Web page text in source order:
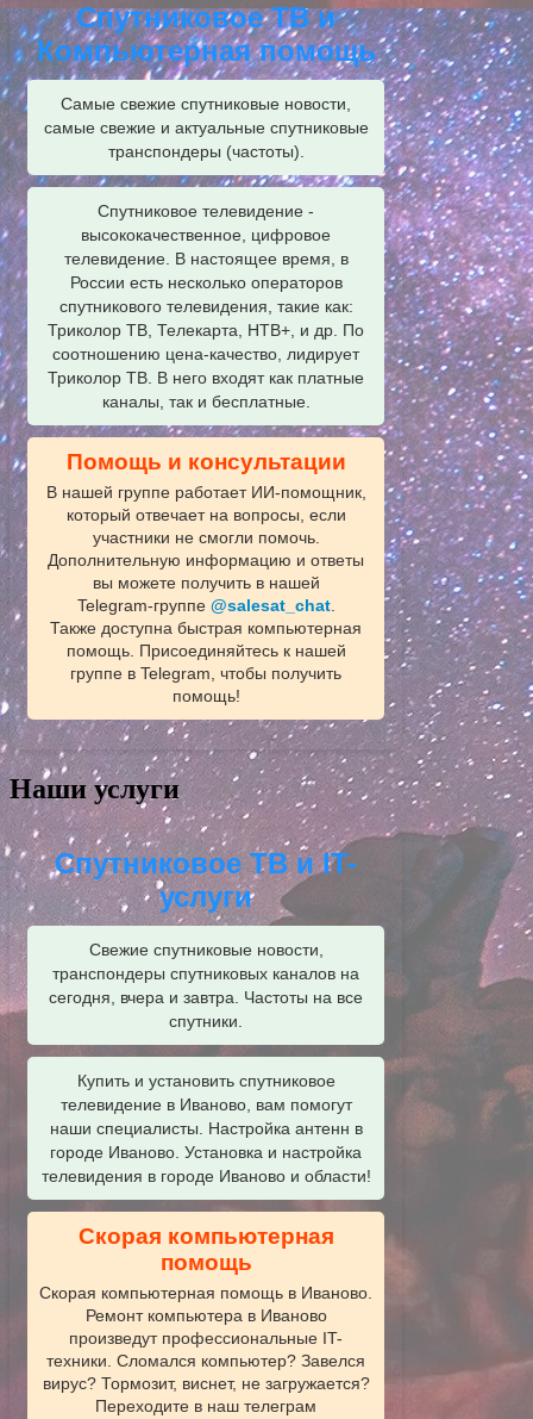
Спутниковое ТВ и
Компьютерная помощь
Самые свежие спутниковые новости,
самые свежие и актуальные спутниковые
транспондеры (частоты).
Спутниковое телевидение -
высококачественное, цифровое
телевидение. В настоящее время, в
России есть несколько операторов
спутникового телевидения, такие как:
Триколор ТВ, Телекарта, НТВ+, и др. По
соотношению цена-качество, лидирует
Триколор ТВ. В него входят как платные
каналы, так и бесплатные.
Помощь и консультации
В нашей группе работает ИИ‑помощник,
который отвечает на вопросы, если
участники не смогли помочь.
Дополнительную информацию и ответы
вы можете получить в нашей
Telegram‑группе @salesat_chat.
Также доступна быстрая компьютерная
помощь. Присоединяйтесь к нашей
группе в Telegram, чтобы получить
помощь!
Наши услуги
Спутниковое ТВ и IT-
услуги
Свежие спутниковые новости,
транспондеры спутниковых каналов на
сегодня, вчера и завтра. Частоты на все
спутники.
Купить и установить спутниковое
телевидение в Иваново, вам помогут
наши специалисты. Настройка антенн в
городе Иваново. Установка и настройка
телевидения в городе Иваново и области!
Скорая компьютерная
помощь
Скорая компьютерная помощь в Иваново.
Ремонт компьютера в Иваново
произведут профессиональные IT-
техники. Сломался компьютер? Завелся
вирус? Тормозит, виснет, не загружается?
Переходите в наш телеграм